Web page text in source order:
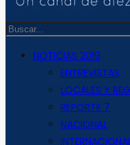
NOTICIAS 2019
ENTREVISTAS
LOCALES Y
REPORTE 7
NACIONAL